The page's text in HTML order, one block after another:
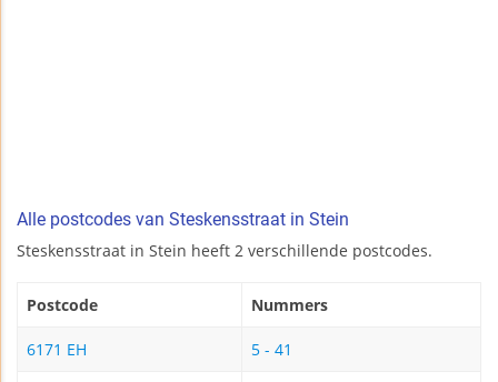
Alle postcodes van Steskensstraat in Stein
Steskensstraat in Stein heeft 2 verschillende postcodes.
Postcode Nummers
6171 EH 5 - 41